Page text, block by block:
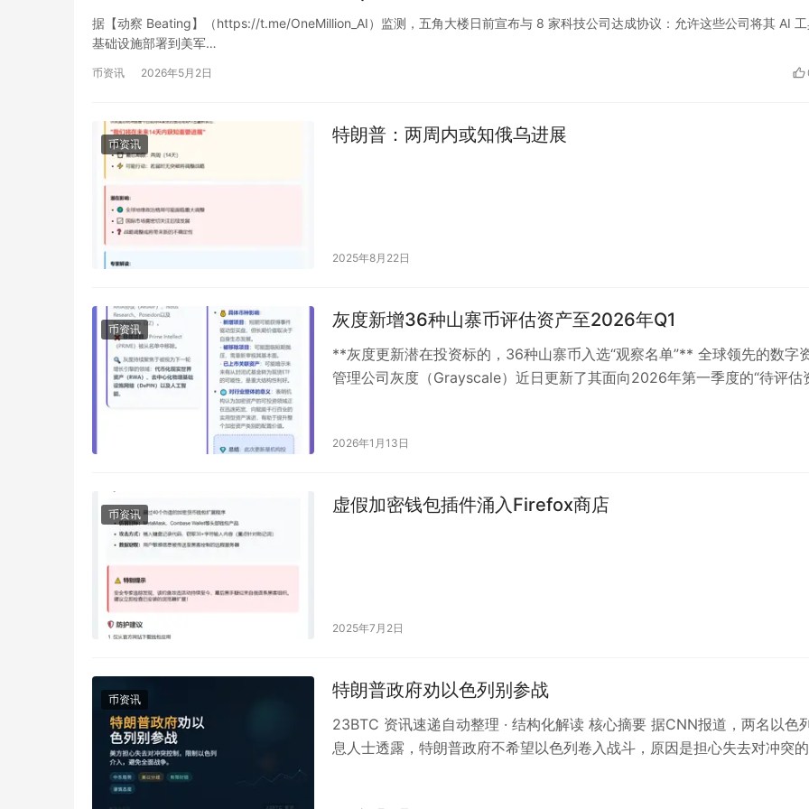
据【动察 Beating】（https://t.me/OneMillion_AI）监测，五角大楼日前宣布与 8 家科技公司达成协议：允许这些公司将其 AI
基础设施部署到美军…
币资讯 2026年5月2日
币资讯 特朗普：两周内或知俄乌进展
2025年8月22日
币资讯 灰度新增36种山寨币评估资产至2026年Q1
**灰度更新潜在投资标的，36种山寨币入选“观察名单”** 全球领先的数字
管理公司灰度（Grayscale）近日更新了其面向2026年第一季度的“待评估
2026年1月13日
币资讯 虚假加密钱包插件涌入Firefox商店
2025年7月2日
币资讯 特朗普政府劝以色列别参战
23BTC 资讯速递自动整理 · 结构化解读 核心摘要 据CNN报道，两名以色
息人士透露，特朗普政府不希望以色列卷入战斗，原因是担心失去对冲突的